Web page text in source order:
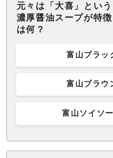
元々は「大喜」とい
濃厚醤油スープが特
は何？
富山ブラッ
富山ブラウ
富山ソイソ